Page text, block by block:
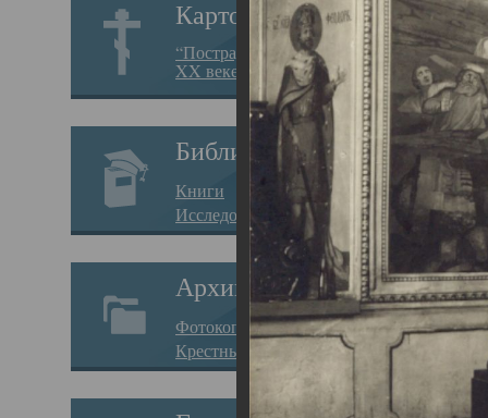
Картотека
“Пострадавшие за веру в
XX веке на Севере”
Библиотека
Книги
Исследования
Архив
Фотокопии дел
Крестные ходы